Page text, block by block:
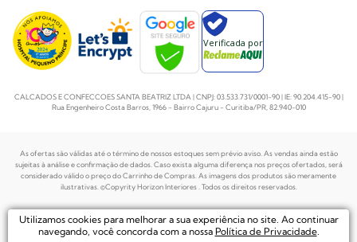
Verificada por
CALCADOS E CONFECCOES SANTA BEATRIZ LTDA | CNPJ: 03.533.731/0001-90 | IE: 90.204.415-90 |
Rua Engenheiro Costa Barros, 1966 - Bairro Cajuru - Curitiba/PR, 82.940-010
As ofertas são válidas até o término de nossos estoques sem prévio aviso. As vendas ainda estão
sujeitas à análise e confirmação de dados. Caso exista alguma diferença nos preçosofertados, será
considerado válido o preço do Carrinho de Compras. As imagens dos produtos são meramente
ilustrativas. ©Copyrity Horizon Interiores . Todos os direitos reservados.
Desenvolvido por Plataforma de
Ecommerce by
Utilizamos cookies para melhorar a sua experiência no site. Ao continuar
navegando, você concorda com a nossa Política de Privacidade.